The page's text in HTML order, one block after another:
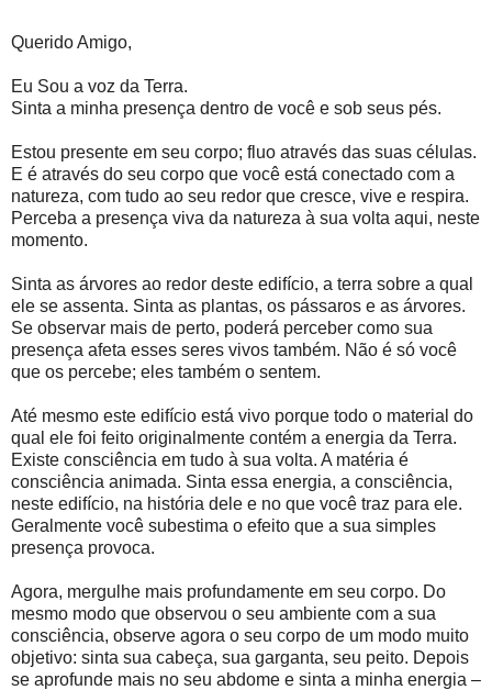
Querido Amigo,
Eu Sou a voz da Terra.
Sinta a minha presença dentro de você e sob seus pés.
Estou presente em seu corpo; fluo através das suas células.
E é através do seu corpo que você está conectado com a
natureza, com tudo ao seu redor que cresce, vive e respira.
Perceba a presença viva da natureza à sua volta aqui, neste
momento.
Sinta as árvores ao redor deste edifício, a terra sobre a qual
ele se assenta. Sinta as plantas, os pássaros e as árvores.
Se observar mais de perto, poderá perceber como sua
presença afeta esses seres vivos também. Não é só você
que os percebe; eles também o sentem.
Até mesmo este edifício está vivo porque todo o material do
qual ele foi feito originalmente contém a energia da Terra.
Existe consciência em tudo à sua volta. A matéria é
consciência animada. Sinta essa energia, a consciência,
neste edifício, na história dele e no que você traz para ele.
Geralmente você subestima o efeito que a sua simples
presença provoca.
Agora, mergulhe mais profundamente em seu corpo. Do
mesmo modo que observou o seu ambiente com a sua
consciência, observe agora o seu corpo de um modo muito
objetivo: sinta sua cabeça, sua garganta, seu peito. Depois
se aprofunde mais no seu abdome e sinta a minha energia –